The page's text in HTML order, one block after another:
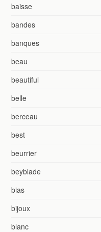
baisse
bandes
banques
beau
beautiful
belle
berceau
best
beurrier
beyblade
bias
bijoux
blanc